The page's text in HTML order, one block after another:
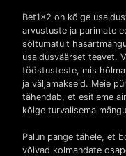
Bet1x2 on kõige
arvustuste ja parimate
sõltumatult
usaldusväärset teavet.
tööstusteste, mis
ja väljamakseid. Meie
tähendab, et esitleme
kõige turvalisema
Palun pange tähele, et
võivad kolmandate